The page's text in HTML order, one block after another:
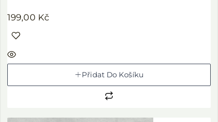
199,00 Kč
Přidat Do Košíku